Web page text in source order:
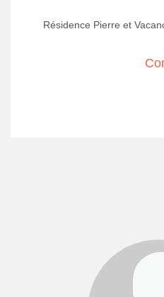
Résidence Pierre et